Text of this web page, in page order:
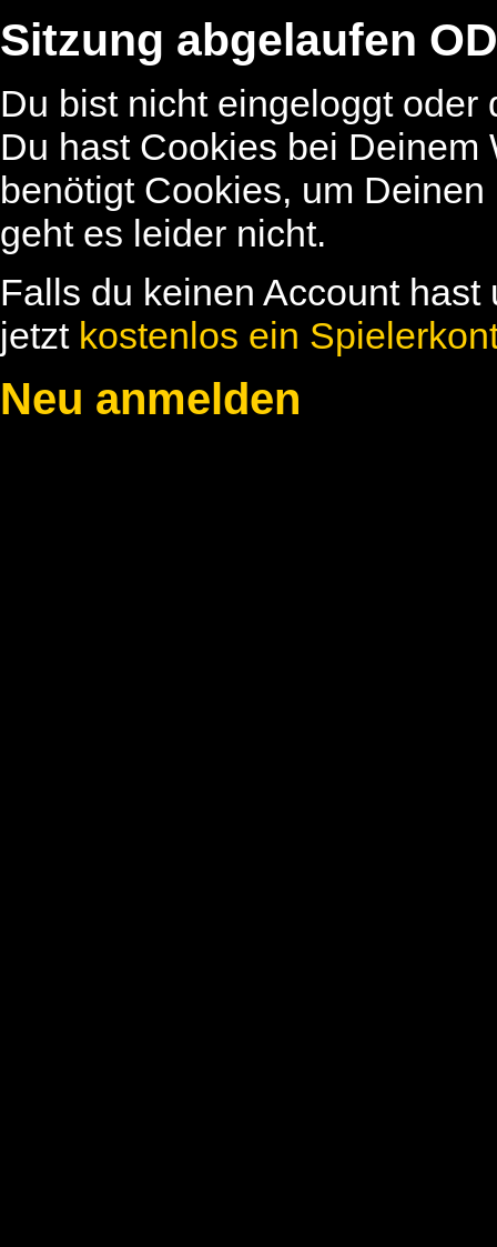
Sitzung abgelaufen
Du bist nicht eingeloggt
Du hast Cookies bei
benötigt Cookies, um
geht es leider nicht.
Falls du keinen Account
jetzt kostenlos ein
Neu anmelden